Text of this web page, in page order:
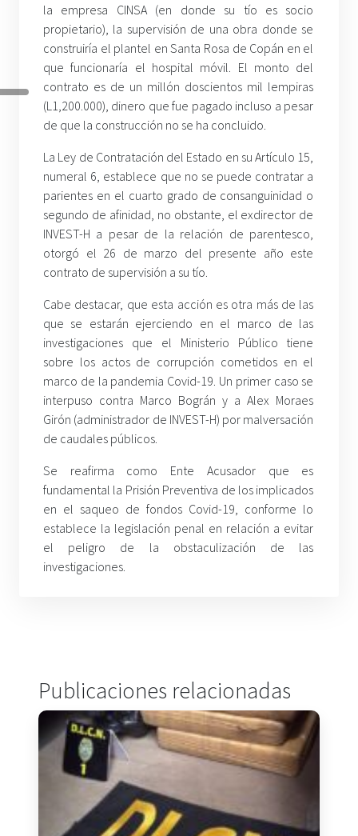
la empresa CINSA (en donde su tío es socio
propietario), la supervisión de una obra donde se
construiría el plantel en Santa Rosa de Copán en el
que funcionaría el hospital móvil. El monto del
contrato es de un millón doscientos mil lempiras
(L1,200.000), dinero que fue pagado incluso a pesar
de que la construcción no se ha concluido.
La Ley de Contratación del Estado en su Artículo 15,
numeral 6, establece que no se puede contratar a
parientes en el cuarto grado de consanguinidad o
segundo de afinidad, no obstante, el exdirector de
INVEST-H a pesar de la relación de parentesco,
otorgó el 26 de marzo del presente año este
contrato de supervisión a su tío.
Cabe destacar, que esta acción es otra más de las
que se estarán ejerciendo en el marco de las
investigaciones que el Ministerio Público tiene
sobre los actos de corrupción cometidos en el
marco de la pandemia Covid-19. Un primer caso se
interpuso contra Marco Bográn y a Alex Moraes
Girón (administrador de INVEST-H) por malversación
de caudales públicos.
Se reafirma como Ente Acusador que es
fundamental la Prisión Preventiva de los implicados
en el saqueo de fondos Covid-19, conforme lo
establece la legislación penal en relación a evitar
el peligro de la obstaculización de las
investigaciones.
Publicaciones relacionadas